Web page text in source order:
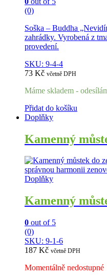
(0)
Soška – Buddha
zahrádky. Vyrobená z
provedení.
SKU: 9-4-4
73 Kč včetně DPH
Máme skladem -
Přidat do košíku
Doplňky
Kamenný
Doplňky
Kamenný
0 out of 5
(0)
SKU: 9-1-6
187 Kč včetně DPH
Momentálně nedostupné